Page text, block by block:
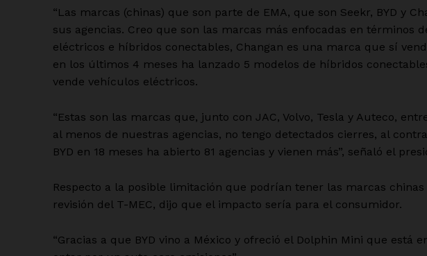
SUSCRÍBETE AHORA
“Las marcas (chinas) que son parte de EMA, que son Seekr, BYD y
sus agencias. Creo que son las marcas más enfocadas en términos
eléctricos e híbridos conectables, Changan es una marca que sí
en los últimos 4 meses ha lanzado 5 modelos de híbridos
vende vehículos eléctricos.
“Estas son las marcas que, junto con JAC, Volvo, Tesla y Auteco,
al menos de nuestras agencias, no tengo detectados cierres, al
BYD en 18 meses ha abierto 81 agencias y vienen más”, señaló el
Respecto a la posible limitación que podrían tener las marcas
revisión del T-MEC, dijo que el impacto sería para el consumidor.
“Gracias a que BYD vino a México y ofreció el Dolphin Mini que está